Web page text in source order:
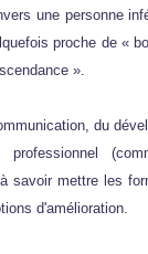
une personne
proche de «
».
du
professionnel
savoir mettre les
d'amélioration.